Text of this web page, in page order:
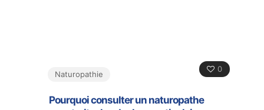
0
Naturopathie
Pourquoi consulter un naturopathe